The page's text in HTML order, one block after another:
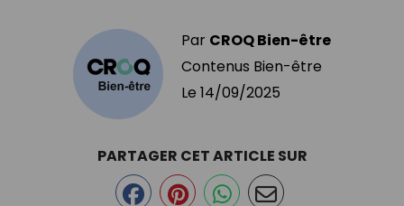
Par CROQ Bien-être
Contenus Bien-être
Le 14/09/2025
PARTAGER CET ARTICLE SUR